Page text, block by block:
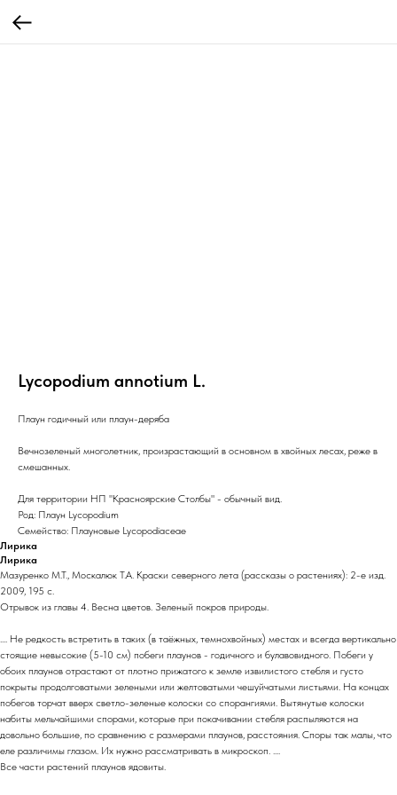
Lycopodium annotium L.
Плаун годичный или плаун-деряба
Вечнозеленый многолетник, произрастающий в основном в хвойных лесах, реже в
смешанных.
Для территории НП "Красноярские Столбы" - обычный вид.
Род: Плаун Lycopodium
Семейство: Плауновые Lycopodiaceae
Лирика
Лирика
Мазуренко М.Т., Москалюк Т.А. Краски северного лета (рассказы о растениях): 2-е изд.
2009, 195 с.
Отрывок из главы 4. Весна цветов. Зеленый покров природы.
.... Не редкость встретить в таких (в таёжных, темнохвойных) местах и всегда вертикально
стоящие невысокие (5-10 см) побеги плаунов - годичного и булавовидного. Побеги у
обоих плаунов отрастают от плотно прижатого к земле извилистого стебля и густо
покрыты продолговатыми зелеными или желтоватыми чешуйчатыми листьями. На концах
побегов торчат вверх светло-зеленые колоски со спорангиями. Вытянутые колоски
набиты мельчайшими спорами, которые при покачивании стебля распыляются на
довольно большие, по сравнению с размерами плаунов, расстояния. Споры так малы, что
еле различимы глазом. Их нужно рассматривать в микроскоп. ....
Все части растений плаунов ядовиты.